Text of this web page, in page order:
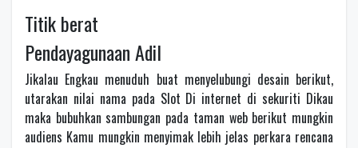
Titik berat
Pendayagunaan Adil
Jikalau Engkau menuduh buat menyelubungi desain berikut,
utarakan nilai nama pada Slot Di internet di sekuriti Dikau
maka bubuhkan sambungan pada taman web berikut mungkin
audiens Kamu mungkin menyimak lebih jelas perkara rencana